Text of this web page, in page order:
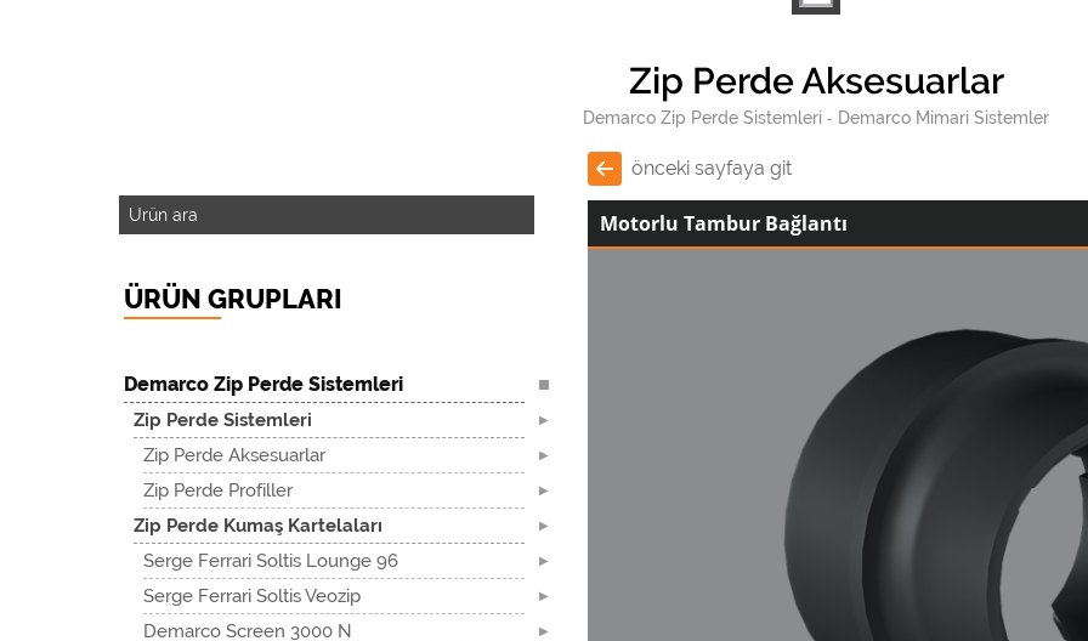
Zip Perde Aksesuarlar
Demarco Zip Perde Sistemleri Demarco Mimari Sistemler
ÜRÜN GRUPLARI
Demarco Zip Perde Sistemleri
Zip Perde Sistemleri
Zip Perde Aksesuarlar
Zip Perde Profiller
Zip Perde Kumaş Kartelaları
Serge Ferrari Soltis Lounge 96
Serge Ferrari Soltis Veozip
Demarco Screen 3000 N
önceki sayfaya git
Motorlu Tambur Bağlantı